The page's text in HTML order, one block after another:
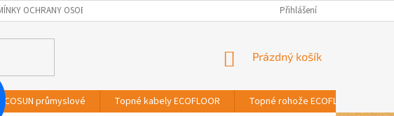
OCHRANY OSOBNÍCH ÚDAJŮ Přihlášení
NÁKUPNÍ
Prázdný košík
průmyslové Topné kabely ECOFLOOR Topné rohože ECOFLOOR